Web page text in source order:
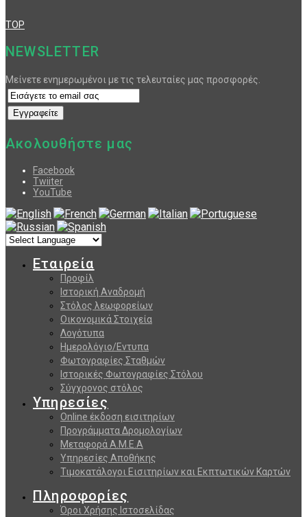
TOP
NEWSLETTER
Μείνετε ενημερωμένοι με τις τελευταίες μας προσφορές.
Ακολουθήστε μας
Facebook
Twiiter
YouTube
Εταιρεία
Προφίλ
Ιστορική Αναδρομή
Στόλος λεωφορείων
Οικονομικά Στοιχεία
Λογότυπα
Ημερολόγιο/Εντυπα
Φωτογραφίες Σταθμών
Ιστορικές Φωτογραφίες Στόλου
Σύγχρονος στόλος
Υπηρεσίες
Online έκδοση εισιτηρίων
Προγράμματα Δρομολογίων
Μεταφορά Α.Μ.Ε.Α
Υπηρεσίες Αποθήκης
Τιμοκατάλογοι Εισιτηρίων και Εκπτωτικών Καρτών
Πληροφορίες
Όροι Χρήσης Ιστοσελίδας